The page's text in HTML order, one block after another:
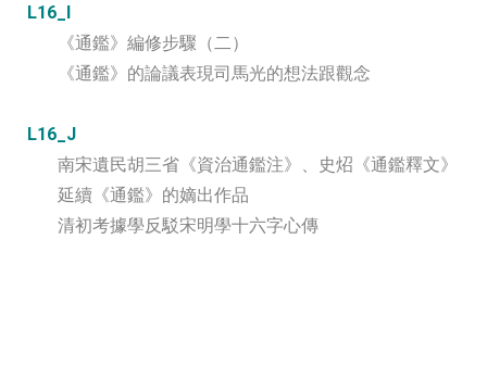
L16_I
《通鑑》編修步驟（二）
《通鑑》的論議表現司馬光的想法跟觀念
L16_J
南宋遺民胡三省《資治通鑑注》、史炤《通鑑釋文》
延續《通鑑》的嫡出作品
清初考據學反駁宋明學十六字心傳